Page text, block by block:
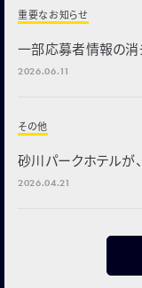
重要なお知らせ
一部応募者情報の消
2026.06.11
その他
砂川パークホテルが
2026.04.21